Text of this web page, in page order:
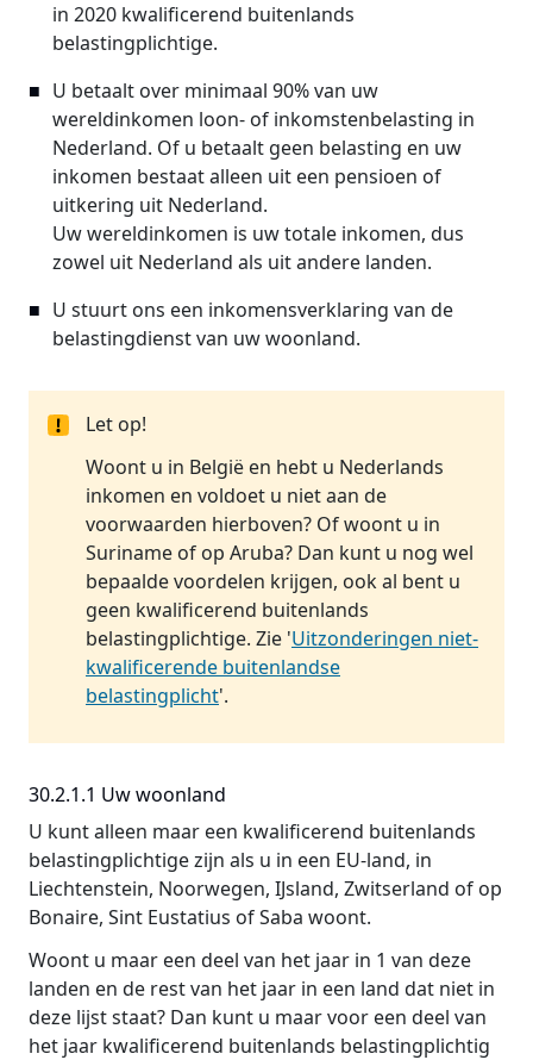
in 2020 kwalificerend buitenlands
belastingplichtige.
U betaalt over minimaal 90% van uw
wereldinkomen loon- of inkomstenbelasting in
Nederland. Of u betaalt geen belasting en uw
inkomen bestaat alleen uit een pensioen of
uitkering uit Nederland.
Uw wereldinkomen is uw totale inkomen, dus
zowel uit Nederland als uit andere landen.
U stuurt ons een inkomensverklaring van de
belastingdienst van uw woonland.
Let op!
Woont u in België en hebt u Nederlands
inkomen en voldoet u niet aan de
voorwaarden hierboven? Of woont u in
Suriname of op Aruba? Dan kunt u nog wel
bepaalde voordelen krijgen, ook al bent u
geen kwalificerend buitenlands
belastingplichtige. Zie 'Uitzonderingen niet-
kwalificerende buitenlandse
belastingplicht'.
30.2.1.1 Uw woonland
U kunt alleen maar een kwalificerend buitenlands
belastingplichtige zijn als u in een EU-land, in
Liechtenstein, Noorwegen, IJsland, Zwitserland of op
Bonaire, Sint Eustatius of Saba woont.
Woont u maar een deel van het jaar in 1 van deze
landen en de rest van het jaar in een land dat niet in
deze lijst staat? Dan kunt u maar voor een deel van
het jaar kwalificerend buitenlands belastingplichtig